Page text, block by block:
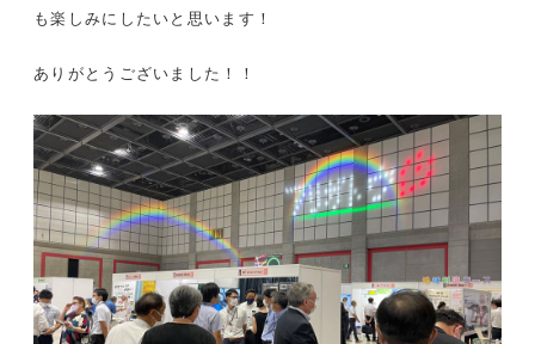
も楽しみにしたいと思います！
ありがとうございました！！